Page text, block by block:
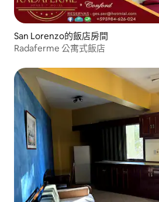
San Lorenzo的飯店房間
Radaferme 公寓式飯店